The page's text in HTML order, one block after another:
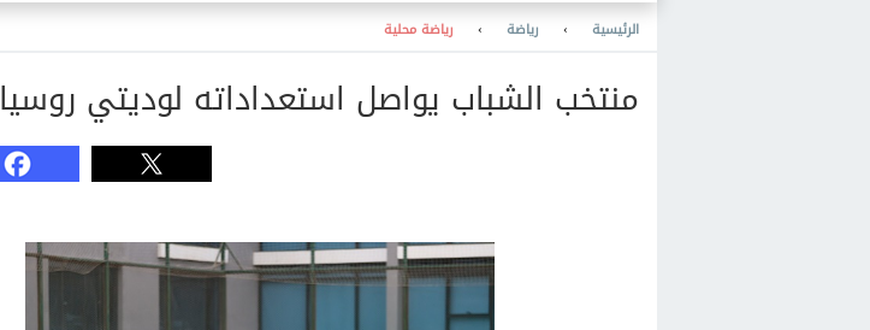
الرئيسية › رياضة › رياضة محلية
منتخب الشباب يواصل استعداداته لوديتي روسيا